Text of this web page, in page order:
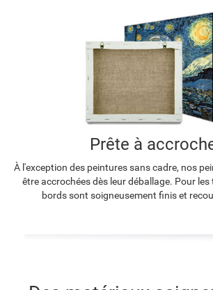
Prête à
À l'exception des peintures sans cadre, nos
être accrochées dès leur déballage. Pour les
bords sont soigneusement finis et